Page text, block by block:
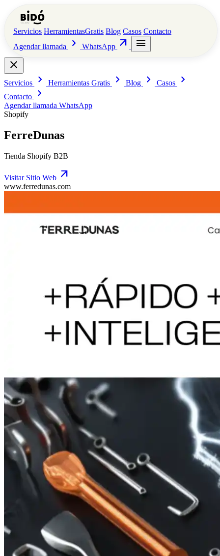
Servicios HerramientasGratis Blog Casos Contacto
Agendar llamada
chevron_right WhatsApp arrow_outward
menu
close
Servicios chevron_right Herramientas Gratis chevron_right Blog chevron_right Casos chevron_right
Contacto chevron_right
Agendar llamada WhatsApp
Shopify
FerreDunas
Tienda Shopify B2B
Visitar Sitio Web arrow_outward
www.ferredunas.com